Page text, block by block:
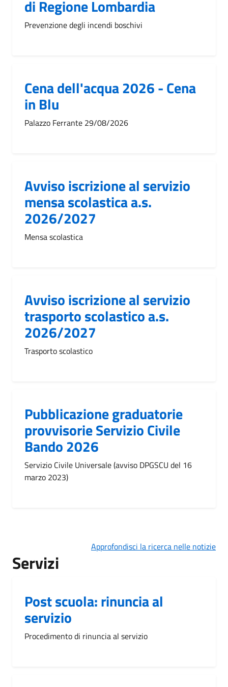
di Regione Lombardia
Prevenzione degli incendi boschivi
Cena dell'acqua 2026 - Cena
in Blu
Palazzo Ferrante 29/08/2026
Avviso iscrizione al servizio
mensa scolastica a.s.
2026/2027
Mensa scolastica
Avviso iscrizione al servizio
trasporto scolastico a.s.
2026/2027
Trasporto scolastico
Pubblicazione graduatorie
provvisorie Servizio Civile
Bando 2026
Servizio Civile Universale (avviso DPGSCU del 16
marzo 2023)
Approfondisci la ricerca nelle notizie
Servizi
Post scuola: rinuncia al
servizio
Procedimento di rinuncia al servizio